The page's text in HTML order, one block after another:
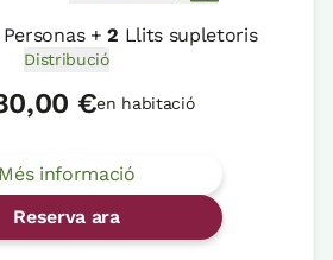
Personas +2 Llits supletoris
Distribució
€en habitació
Més informació
Reserva ara